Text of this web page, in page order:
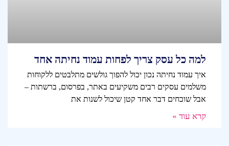
למה כל עסק צריך לפחות עמוד נחיתה אחד
איך עמוד נחיתה נכון יכול להפוך גולשים מתלבטים ללקוחות
משלמים עסקים רבים משקיעים באתר, בפרסום, ברשתות –
אבל שוכחים דבר אחד קטן שיכול לשנות את
קרא עוד »